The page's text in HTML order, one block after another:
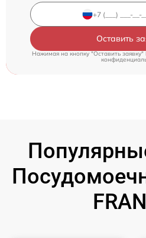
Оставить
Нажимая на кнопку "Оставить